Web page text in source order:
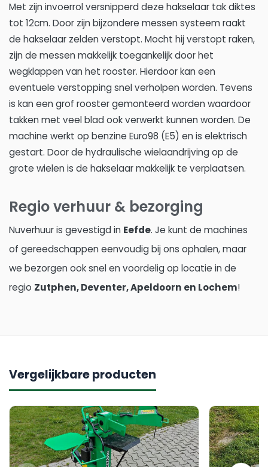
Met zijn invoerrol versnipperd deze hakselaar tak diktes
tot 12cm. Door zijn bijzondere messen systeem raakt
de hakselaar zelden verstopt. Mocht hij verstopt raken,
zijn de messen makkelijk toegankelijk door het
wegklappen van het rooster. Hierdoor kan een
eventuele verstopping snel verholpen worden. Tevens
is kan een grof rooster gemonteerd worden waardoor
takken met veel blad ook verwerkt kunnen worden. De
machine werkt op benzine Euro98 (E5) en is elektrisch
gestart. Door de hydraulische wielaandrijving op de
grote wielen is de hakselaar makkelijk te verplaatsen.
Regio verhuur & bezorging
Nuverhuur is gevestigd in Eefde. Je kunt de machines
of gereedschappen eenvoudig bij ons ophalen, maar
we bezorgen ook snel en voordelig op locatie in de
regio Zutphen, Deventer, Apeldoorn en Lochem!
Vergelijkbare producten